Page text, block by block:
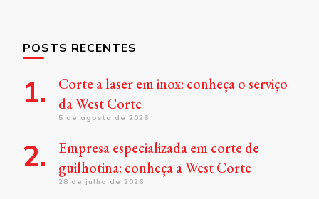
POSTS RECENTES
Corte a laser em inox: conheça o serviço
da West Corte
5 de agosto de 2026
Empresa especializada em corte de
guilhotina: conheça a West Corte
28 de julho de 2026